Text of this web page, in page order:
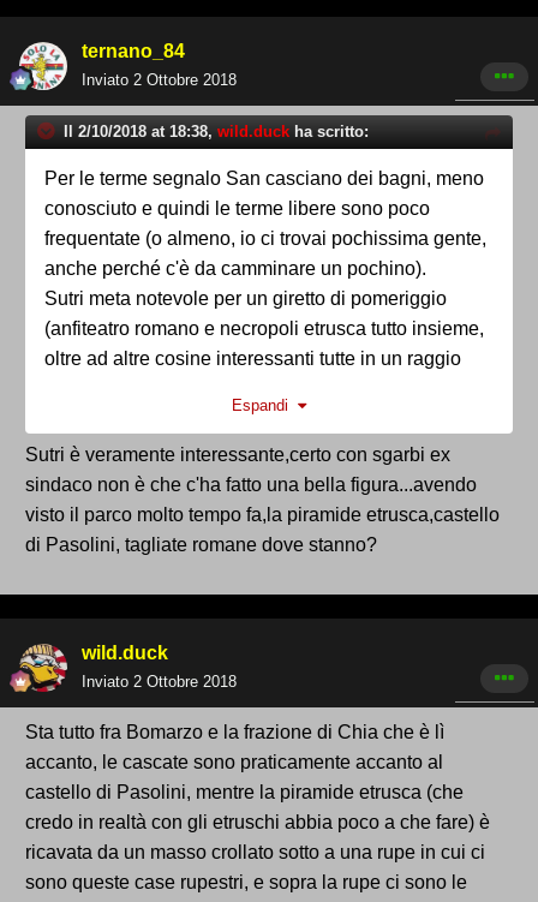
ternano_84
Inviato 2 Ottobre 2018
Il 2/10/2018 at 18:38, wild.duck ha scritto:
Per le terme segnalo San casciano dei bagni, meno
conosciuto e quindi le terme libere sono poco
frequentate (o almeno, io ci trovai pochissima gente,
anche perché c'è da camminare un pochino).
Sutri meta notevole per un giretto di pomeriggio
(anfiteatro romano e necropoli etrusca tutto insieme,
oltre ad altre cosine interessanti tutte in un raggio
A Bomarzo volendo parte una giornata (parco dei
mostri, "piramide etrusca", case rupestri, cascate di
Chia, castello di Pasolini, tagliate romane)
Espandi
Sutri è veramente interessante,certo con sgarbi ex
sindaco non è che c'ha fatto una bella figura...avendo
visto il parco molto tempo fa,la piramide etrusca,castello
di Pasolini, tagliate romane dove stanno?
wild.duck
Inviato 2 Ottobre 2018
Sta tutto fra Bomarzo e la frazione di Chia che è lì
accanto, le cascate sono praticamente accanto al
castello di Pasolini, mentre la piramide etrusca (che
credo in realtà con gli etruschi abbia poco a che fare) è
ricavata da un masso crollato sotto a una rupe in cui ci
sono queste case rupestri, e sopra la rupe ci sono le